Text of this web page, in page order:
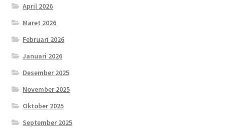
April 2026
Maret 2026
Februari 2026
Januari 2026
Desember 2025
November 2025
Oktober 2025
September 2025